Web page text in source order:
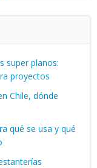
super planos:
proyectos
Chile, dónde
qué se usa y qué